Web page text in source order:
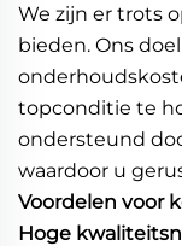
We zijn er trots
bieden. Ons
topconditie te
ondersteund
waardoor u
Voordelen voor
Hoge